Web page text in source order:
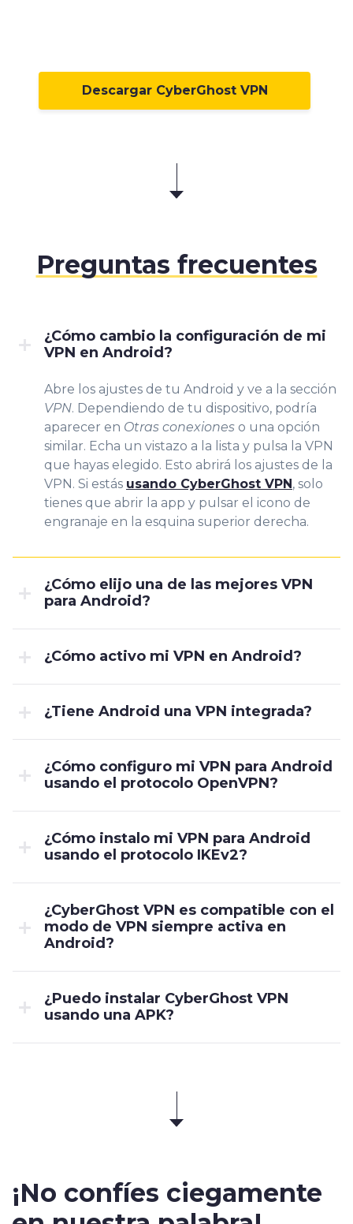
Descargar CyberGhost VPN
Preguntas frecuentes
¿Cómo cambio la configuración de mi
VPN en Android?
Abre los ajustes de tu Android y ve a la sección
VPN. Dependiendo de tu dispositivo, podría
aparecer en Otras conexiones o una opción
similar. Echa un vistazo a la lista y pulsa la VPN
que hayas elegido. Esto abrirá los ajustes de la
VPN. Si estás usando CyberGhost VPN, solo
tienes que abrir la app y pulsar el icono de
engranaje en la esquina superior derecha.
¿Cómo elijo una de las mejores VPN
para Android?
¿Cómo activo mi VPN en Android?
¿Tiene Android una VPN integrada?
¿Cómo configuro mi VPN para Android
usando el protocolo OpenVPN?
¿Cómo instalo mi VPN para Android
usando el protocolo IKEv2?
¿CyberGhost VPN es compatible con el
modo de VPN siempre activa en
Android?
¿Puedo instalar CyberGhost VPN
usando una APK?
¡No confíes ciegamente